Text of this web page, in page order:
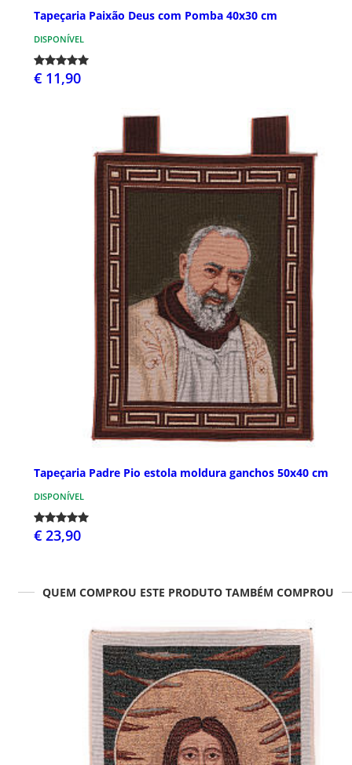
Tapeçaria Paixão Deus com Pomba 40x30 cm
DISPONÍVEL
€ 11,90
Tapeçaria Padre Pio estola moldura ganchos 50x40 cm
DISPONÍVEL
€ 23,90
QUEM COMPROU ESTE PRODUTO TAMBÉM COMPROU